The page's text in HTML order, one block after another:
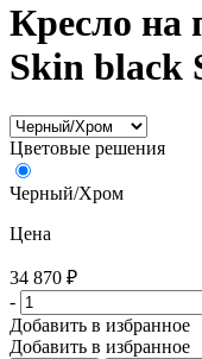
Кресло на
Skin black
Цветовые решения
Черный/Хром
Цена
34 870 ₽
-
Добавить в избранное
Добавить в избранное